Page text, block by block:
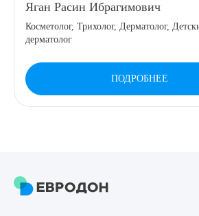
8 (863) 309-05-
ЗАКАЗАТЬ ЗВОНОК
ЗАПИСЬ ОНЛАЙН
Яган Расин Ибрагимович
Косметолог, Трихолог, Дерматолог,
дерматолог
ПОДРОБНЕЕ